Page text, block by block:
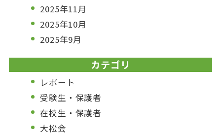
2025年11月
2025年10月
2025年9月
カテゴリ
レポート
受験生・保護者
在校生・保護者
大松会